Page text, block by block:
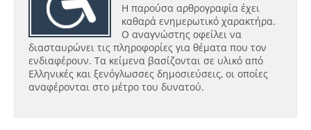
Η παρούσα αρθρογραφία έχει
καθαρά ενημερωτικό χαρακτήρα.
Ο αναγνώστης οφείλει να
διασταυρώνει τις πληροφορίες για θέματα που τον
ενδιαφέρουν. Τα κείμενα βασίζονται σε υλικό από
Ελληνικές και ξενόγλωσσες δημοσιεύσεις, οι οποίες
αναφέρονται στο μέτρο του δυνατού.